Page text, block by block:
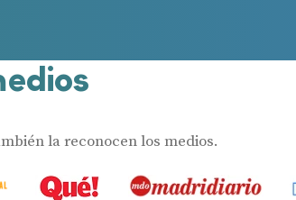
la reconocen los medios.
Ayudas para
Ayudas y